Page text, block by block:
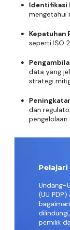
Identifikasi
mengetahui
Kepatuhan
seperti ISO
data yang
strategi
dan
pengelolaan
Pelajari
Undang-
(UU
pemilik